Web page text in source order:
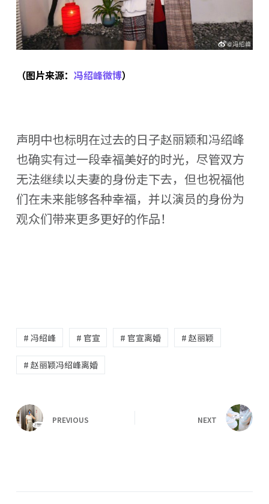
（图片来源： 冯绍峰微博）
声明中也标明在过去的日子赵丽颖和冯绍峰
也确实有过一段幸福美好的时光，尽管双方
无法继续以夫妻的身份走下去，但也祝福他
们在未来能够各种幸福，并以演员的身份为
观众们带来更多更好的作品！
# 冯绍峰 # 官宣 # 官宣离婚 # 赵丽颖
# 赵丽颖冯绍峰离婚
PREVIOUS NEXT